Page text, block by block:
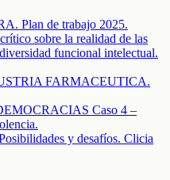
Plan de trabajo 2025.
sobre la realidad de las
funcional intelectual.
FARMACEUTICA.
Caso 4 –
y desafíos. Clicia